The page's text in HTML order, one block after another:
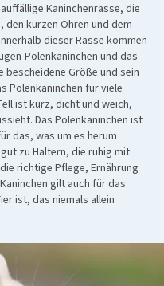
Kaninchenrasse, die
kurzen Ohren und dem
dieser Rasse kommen
Polenkaninchen und das
bescheidene Größe und sein
Polenkaninchen für viele
ist kurz, dicht und weich,
Das Polenkaninchen ist
das, was um es herum
zu Haltern, die ruhig mit
richtige Pflege, Ernährung
gilt auch für das
ist, das niemals allein